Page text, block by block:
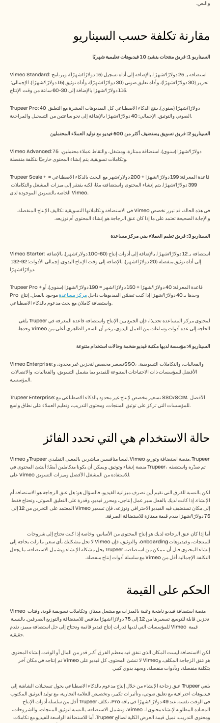
والنص.
مقارنة تكلفة حسب السيناريو
السيناريو 1: فريق منتجات ينشئ 10 فيديوهات تعليمية شهريًا
Vimeo Standard: استضافة بـ 25 دولارًا/شهرًا. بالإضافة إلى أداة تسجيل (15 دولارًا/شهرًا)، وبرنامج
115 دولارًا/شهرًا بالإضافة إلى 30-60 ساعة من وقت الإنتاج.
Trupeer Pro: 40 دولارًا/شهرًا (سنوي). ينتج الذكاء الاصطناعي كل الفيديوهات العشرة مع التعليق
الصوتي والتوثيق. الإجمالي: 40 دولارًا/شهرًا بالإضافة إلى نحو ساعتين من التسجيل والمراجعة.
السيناريو 2: فريق تسويق يستضيف أكثر من 500 فيديو مع توليد العملاء المحتملين
Vimeo Advanced: 75 دولارًا/شهرًا (سنوي). استضافة ممتازة، ومشغل، والتقاط عملاء محتملين،
وتكاملات تسويقية. يتم إنشاء المحتوى خارجيًا بتكلفة منفصلة.
Trupeer Scale + قاعدة المعرفة: 199 دولارًا/شهرًا + 200 دولار/شهر مع البحث بالذكاء الاصطناعي =
الخاصة بالتسويق الموجودة لدى Vimeo.
والإجابة الصحيحة تعتمد على ما إذا كان عنق الزجاجة هو إنشاء المحتوى أم توزيعه.
السيناريو 3: فريق تعليم العملاء يبني مركز مساعدة
Vimeo Starter: استضافة بـ 12 دولارًا/شهرًا. بالإضافة إلى أدوات إنتاج (60-100 دولار/شهر). بالإضافة
دولارًا/شهرًا.
Trupeer Pro + قاعدة المعرفة: 40 دولارًا/شهرًا + 150 دولارًا/شهر = 190 دولارًا/شهرًا (سنوي). أو
Pro وحدها بـ 40 دولارًا/شهرًا إذا كنت تضمّن الفيديوهات داخل
مركز مساعدة
واستضافة كاملان مع بحث مدعوم بالذكاء الاصطناعي.
الحاجة إلى عدة أدوات وساعات من العمل اليدوي، رغم أن السعر الظاهري أعلى من Vimeo وحدها.
السيناريو 4: مؤسسة لديها مكتبة فيديو ضخمة وحالات استخدام متنوعة
Vimeo Enterprise: تسعير مخصص لتخزين غير محدود، وSSO، والفعاليات، والتكاملات التسويقية.
المؤسسية.
Trupeer Enterprise: تسعير مخصص لإنتاج غير محدود بالذكاء الاصطناعي مع SSO/SCIM. الأفضل
للمؤسسات التي تركز على توثيق المنتجات، ومحتوى التدريب، وتعليم العملاء على نطاق واسع.
حالة الاستخدام هي التي تحدد الفائز
Vimeo وTrupeer ليسا منافسين مباشرين بالمعنى التقليدي. Vimeo منصة استضافة وتوزيع. Trupeer
منصة إنشاء وتوثيق. ويمكن أن يكونا متكاملين أيضًا: أنشئ المحتوى في Trupeer، ثم صدّره واستضفه
على Vimeo للاستفادة من المشغل الأفضل وميزات التسويق.
75 دولارًا/شهرًا يقدم قيمة ممتازة للاستضافة الصرفة.
التكلفة الإجمالية أقل من Vimeo مع سلسلة أدوات إنتاج منفصلة.
الحكم على القيمة
Vimeo منصة استضافة فيديو ناضجة وغنية بالميزات مع مشغل ممتاز، وتكاملات تسويقية قوية، وفئات
للمؤسسات التي لديها قدرات إنتاج فيديو قائمة وتحتاج إلى حل استضافة مميز، تقدم Vimeo قيمة
حقيقية.
بتكلفة منفصلة، وبأدوات منفصلة، وبجهد يدوي كبير.